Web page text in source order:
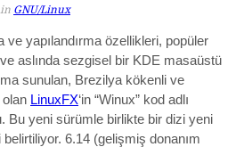
in GNU/Linux
ve yapılandırma özellikleri, popüler
aslında sezgisel bir KDE masaüstü
sunulan, Brezilya kökenli ve
olan LinuxFX‘in “Winux” kod adlı
Bu yeni sürümle birlikte bir dizi yeni
belirtiliyor. 6.14 (gelişmiş donanım